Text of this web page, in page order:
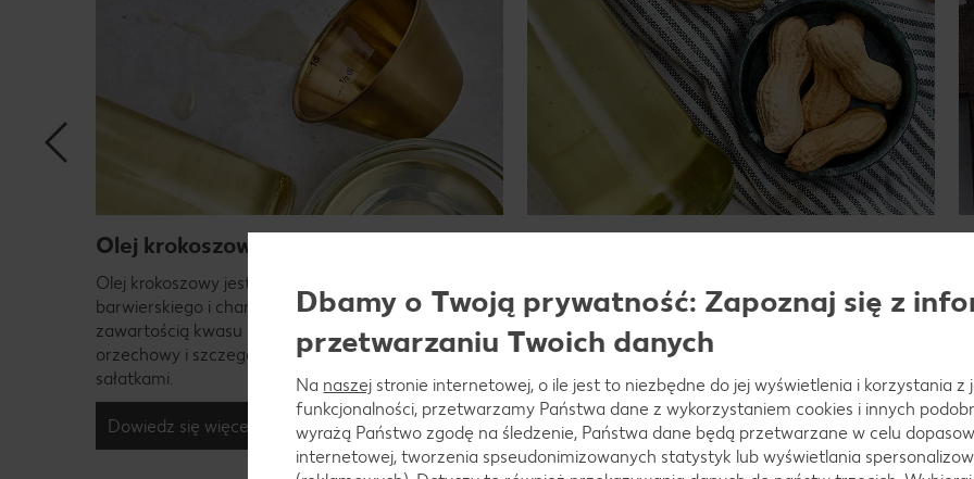
Olej krokoszowy
Olej krokoszowy jest pozyskiwany z nasion krokosza
barwierskiego i charakteryzuje się wysoką
zawartością kwasu linolowego. Jego smak jest
orzechowy i szczególnie dobrze komponuje się z
sałatkami.
Dowiedz się więcej
ziemnych i pochodzi z Ameryki Południowej. Jest on
szczególnie często stosowany w kuchni azjatyckiej.
Dowiedz się więcej
Dbamy o Twoją prywatność: Zapoznaj się z
przetwarzaniu Twoich danych
Na naszej stronie internetowej, o ile jest to niezbędne do jej wyświetlenia i korzystania z
funkcjonalności, przetwarzamy Państwa dane z wykorzystaniem cookies i innych
wyrażą Państwo zgodę na śledzenie, Państwa dane będą przetwarzane w celu
internetowej, tworzenia spseudonimizowanych statystyk lub wyświetlania